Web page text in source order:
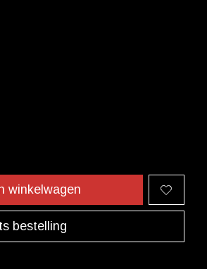
is
winkelwagen
bestelling